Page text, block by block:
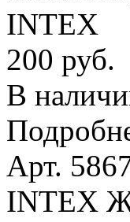
INTEX
200 руб.
В
Арт.
INTEX